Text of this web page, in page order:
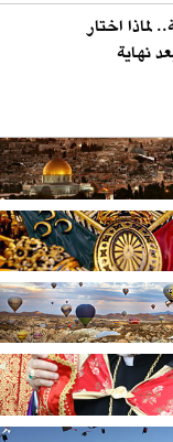
اختار
نهاية